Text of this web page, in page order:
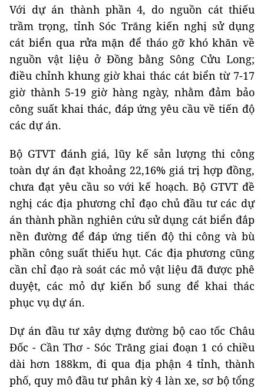
Với dự án thành phần 4, do nguồn cát thiếu
trầm trọng, tỉnh Sóc Trăng kiến nghị sử dụng
cát biển qua rửa mặn để tháo gỡ khó khăn về
nguồn vật liệu ở Đồng bằng Sông Cửu Long;
điều chỉnh khung giờ khai thác cát biển từ 7-17
giờ thành 5-19 giờ hàng ngày, nhằm đảm bảo
công suất khai thác, đáp ứng yêu cầu về tiến độ
các dự án.
Bộ GTVT đánh giá, lũy kế sản lượng thi công
toàn dự án đạt khoảng 22,16% giá trị hợp đồng,
chưa đạt yêu cầu so với kế hoạch. Bộ GTVT đề
nghị các địa phương chỉ đạo chủ đầu tư các dự
án thành phần nghiên cứu sử dụng cát biển đắp
nền đường để đáp ứng tiến độ thi công và bù
phần công suất thiếu hụt. Các địa phương cũng
cần chỉ đạo rà soát các mỏ vật liệu đã được phê
duyệt, các mỏ dự kiến bổ sung để khai thác
phục vụ dự án.
Dự án đầu tư xây dựng đường bộ cao tốc Châu
Đốc - Cần Thơ - Sóc Trăng giai đoạn 1 có chiều
dài hơn 188km, đi qua địa phận 4 tỉnh, thành
phố, quy mô đầu tư phân kỳ 4 làn xe, sơ bộ tổng